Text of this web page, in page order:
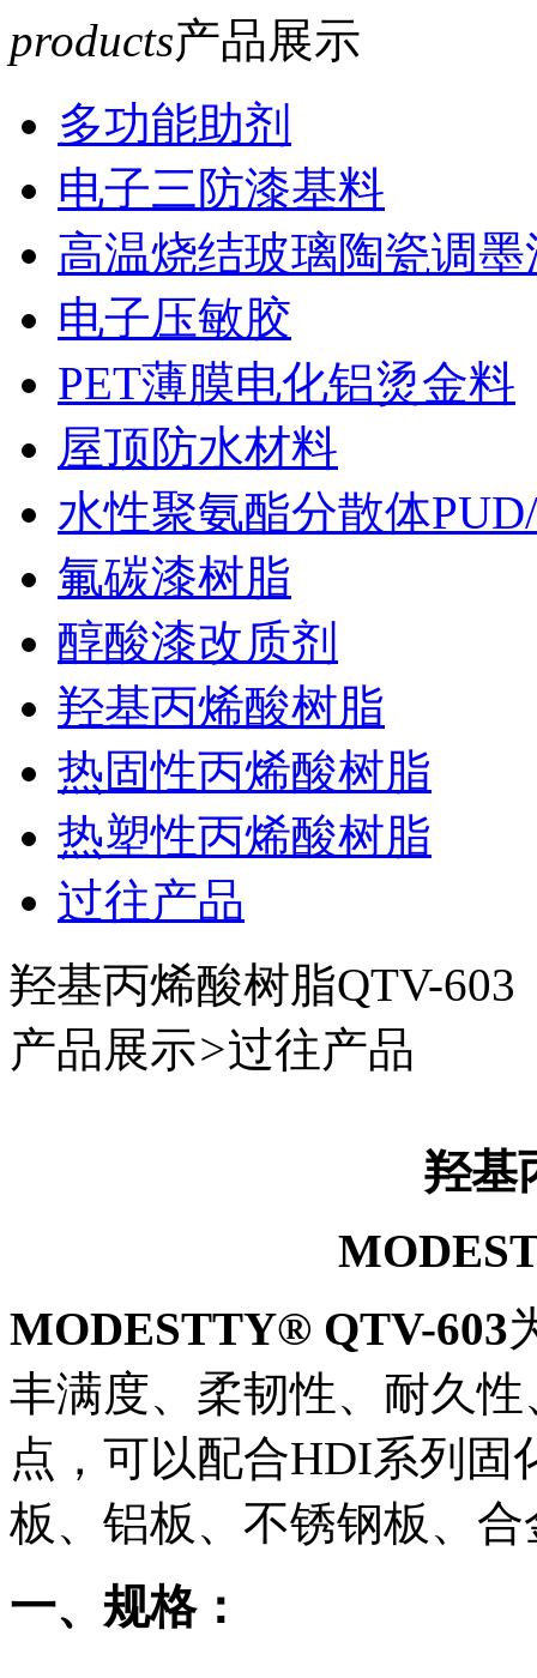
products产品展示
多功能助剂
电子三防漆基料
高温烧结玻璃陶瓷调墨
电子压敏胶
PET薄膜电化铝烫金料
屋顶防水材料
水性聚氨酯分散体
氟碳漆树脂
醇酸漆改质剂
羟基丙烯酸树脂
热固性丙烯酸树脂
热塑性丙烯酸树脂
过往产品
羟基丙烯酸树脂QTV-603
产品展示>过往产品
羟基
MODESTTY® QTV-603
丰满度、柔韧性、耐久
点，可以配合HDI系列固
板、铝板、不锈钢板、
一、规格：